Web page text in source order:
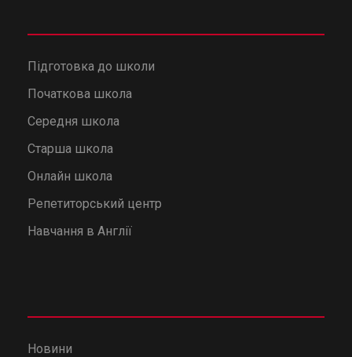
Підготовка до школи
Початкова школа
Середня школа
Старша школа
Онлайн школа
Репетиторський центр
Навчання в Англії
Новини